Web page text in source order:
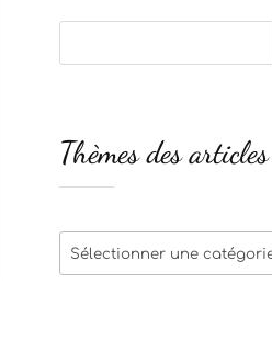
Thèmes des articles
Thèmes
des